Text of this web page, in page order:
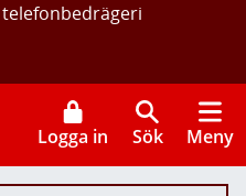
Logga in Sök Meny